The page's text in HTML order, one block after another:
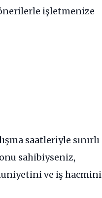
işletmenize
saatleriyle sınırlı
sahibiyseniz,
ve iş hacmini